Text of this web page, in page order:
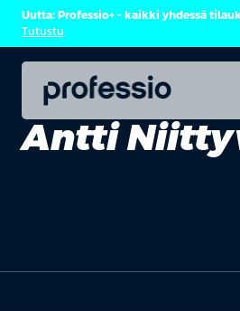
Uutta: Professio+ – kaikki yhdessä
Tutustu
Antti